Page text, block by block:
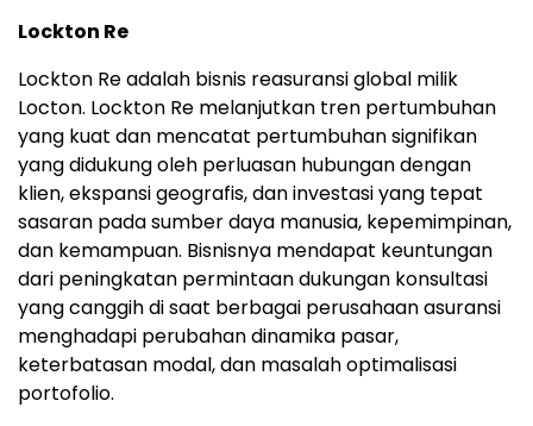
Lockton Re
Lockton Re adalah bisnis reasuransi global milik
Locton. Lockton Re melanjutkan tren pertumbuhan
yang kuat dan mencatat pertumbuhan signifikan
yang didukung oleh perluasan hubungan dengan
klien, ekspansi geografis, dan investasi yang tepat
sasaran pada sumber daya manusia, kepemimpinan,
dan kemampuan. Bisnisnya mendapat keuntungan
dari peningkatan permintaan dukungan konsultasi
yang canggih di saat berbagai perusahaan asuransi
menghadapi perubahan dinamika pasar,
keterbatasan modal, dan masalah optimalisasi
portofolio.